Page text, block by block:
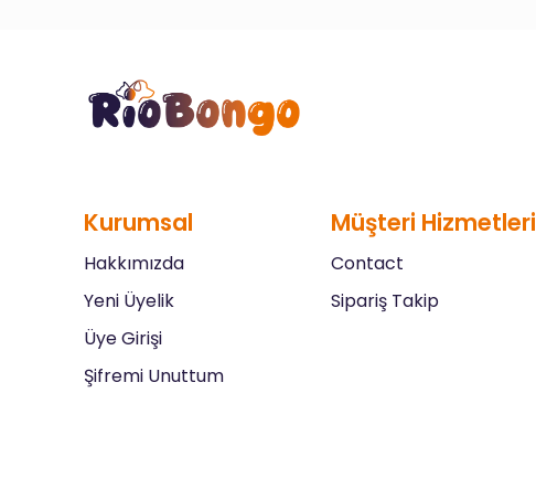
Kurumsal
Hakkımızda
Yeni Üyelik
Üye Girişi
Şifremi Unuttum
Müşteri Hizmetleri
Contact
Sipariş Takip